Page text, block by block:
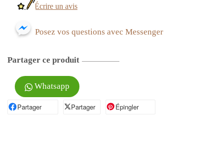
Écrire un avis
Posez vos questions avec Messenger
Partager ce produit
Whatsapp
PartagerPartager sur Facebook
Partager
Partager sur XÉpinglerÉpingler sur Pinterest